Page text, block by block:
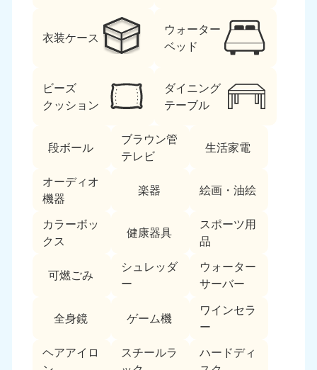
衣装ケース
ウォーター
ベッド
ビーズ
クッション
ダイニング
テーブル
段ボール
ブラウン管
テレビ
生活家電
オーディオ
機器
楽器 絵画・油絵
カラーボッ
クス
健康器具
スポーツ用
品
可燃ごみ
シュレッダ
ー
ウォーター
サーバー
全身鏡 ゲーム機
ワインセラ
ー
ヘアアイロ
スチールラ
ハードディ
050-1881-5277
9:00〜19:00 年中無休
050-1881-5276
9:00〜19:00 年中無休
岩手県
050-1881-5274
秋田県
050-1881-5275
050-1881-5273
9:00〜19:00 年中無休
宮城県
050-1881-5272
9:00〜19:00 年中無休